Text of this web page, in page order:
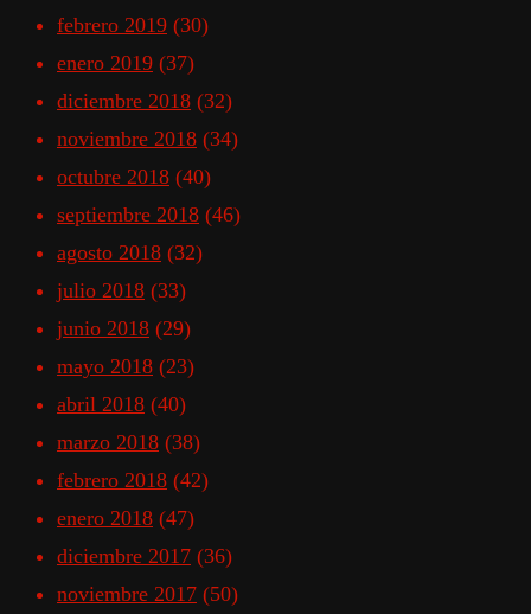
febrero 2019 (30)
enero 2019 (37)
diciembre 2018 (32)
noviembre 2018 (34)
octubre 2018 (40)
septiembre 2018 (46)
agosto 2018 (32)
julio 2018 (33)
junio 2018 (29)
mayo 2018 (23)
abril 2018 (40)
marzo 2018 (38)
febrero 2018 (42)
enero 2018 (47)
diciembre 2017 (36)
noviembre 2017 (50)